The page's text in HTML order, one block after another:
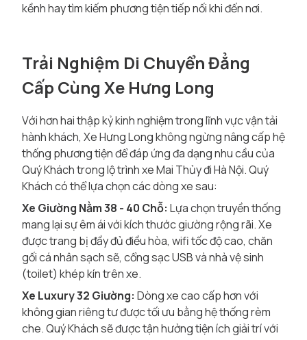
kềnh hay tìm kiếm phương tiện tiếp nối khi đến nơi.
Trải Nghiệm Di Chuyển Đẳng
Cấp Cùng Xe Hưng Long
Với hơn hai thập kỷ kinh nghiệm trong lĩnh vực vận tải
hành khách, Xe Hưng Long không ngừng nâng cấp hệ
thống phương tiện để đáp ứng đa dạng nhu cầu của
Quý Khách trong lộ trình xe Mai Thủy đi Hà Nội. Quý
Khách có thể lựa chọn các dòng xe sau:
Xe Giường Nằm 38 - 40 Chỗ: Lựa chọn truyền thống
mang lại sự êm ái với kích thước giường rộng rãi. Xe
được trang bị đầy đủ điều hòa, wifi tốc độ cao, chăn
gối cá nhân sạch sẽ, cổng sạc USB và nhà vệ sinh
(toilet) khép kín trên xe.
Xe Luxury 32 Giường: Dòng xe cao cấp hơn với
không gian riêng tư được tối ưu bằng hệ thống rèm
che. Quý Khách sẽ được tận hưởng tiện ích giải trí với